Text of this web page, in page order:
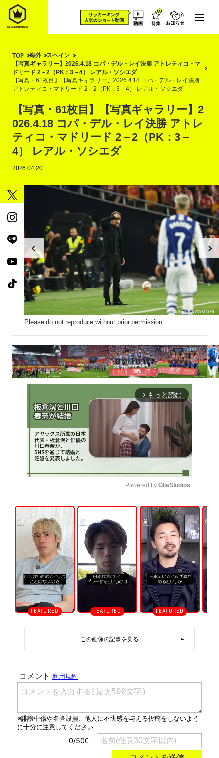
TOP 海外
スペイン
【写真ギャラリー】2026.4.18 コパ・デル・レイ決勝 アトレティコ・マ
ドリード 2－2（PK：3－4） レアル・ソシエダ
【写真・61枚目】【写真ギャラリー】2026.4.18 コパ・デル・レイ決勝
アトレティコ・マドリード 2－2（PK：3－4） レアル・ソシエダ
【写真・61枚目】【写真ギャラリー】2
026.4.18 コパ・デル・レイ決勝 アトレ
ティコ・マドリード 2－2（PK：3－
4） レアル・ソシエダ
2026.04.20
Please do not reproduce without prior permission.
arrow_forward_ios もっと読む
U
n
m
u
t
e
Powered by GliaStudios
この画像の記事を見る